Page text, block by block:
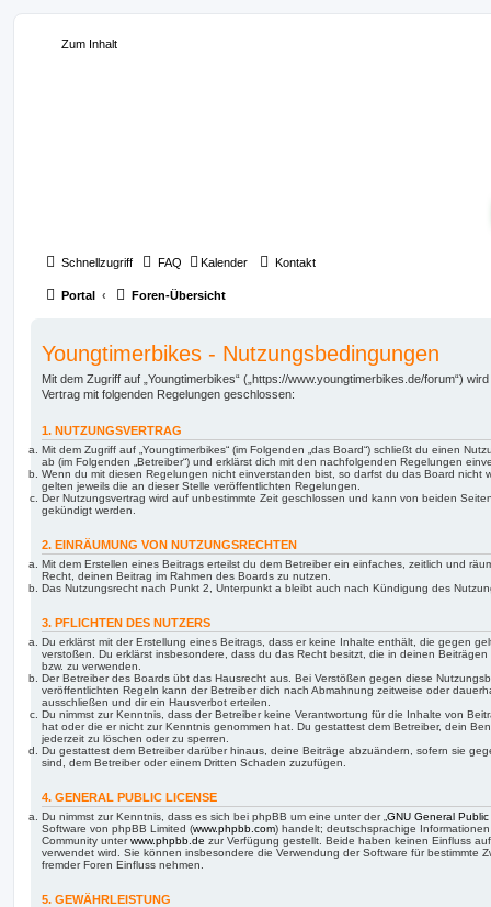
Zum Inhalt
Schnellzugriff FAQ Kalender Kontakt
Portal Foren-Übersicht
Youngtimerbikes - Nutzungsbedingungen
Mit dem Zugriff auf „Youngtimerbikes“ („https://www.youngtimerbikes.de/forum“)
Vertrag mit folgenden Regelungen geschlossen:
1. NUTZUNGSVERTRAG
Mit dem Zugriff auf „Youngtimerbikes“ (im Folgenden „das Board“) schließt du einen
ab (im Folgenden „Betreiber“) und erklärst dich mit den nachfolgenden Regelungen
Wenn du mit diesen Regelungen nicht einverstanden bist, so darfst du das Board nicht
gelten jeweils die an dieser Stelle veröffentlichten Regelungen.
Der Nutzungsvertrag wird auf unbestimmte Zeit geschlossen und kann von beiden
gekündigt werden.
2. EINRÄUMUNG VON NUTZUNGSRECHTEN
Mit dem Erstellen eines Beitrags erteilst du dem Betreiber ein einfaches, zeitlich und
Recht, deinen Beitrag im Rahmen des Boards zu nutzen.
Das Nutzungsrecht nach Punkt 2, Unterpunkt a bleibt auch nach Kündigung des
3. PFLICHTEN DES NUTZERS
Du erklärst mit der Erstellung eines Beitrags, dass er keine Inhalte enthält, die gegen
verstoßen. Du erklärst insbesondere, dass du das Recht besitzt, die in deinen
bzw. zu verwenden.
Der Betreiber des Boards übt das Hausrecht aus. Bei Verstößen gegen diese
veröffentlichten Regeln kann der Betreiber dich nach Abmahnung zeitweise oder
ausschließen und dir ein Hausverbot erteilen.
Du nimmst zur Kenntnis, dass der Betreiber keine Verantwortung für die Inhalte von
hat oder die er nicht zur Kenntnis genommen hat. Du gestattest dem Betreiber, dein
jederzeit zu löschen oder zu sperren.
Du gestattest dem Betreiber darüber hinaus, deine Beiträge abzuändern, sofern sie
sind, dem Betreiber oder einem Dritten Schaden zuzufügen.
4. GENERAL PUBLIC LICENSE
Du nimmst zur Kenntnis, dass es sich bei phpBB um eine unter der „ GNU General
Software von phpBB Limited (www.phpbb.com) handelt; deutschsprachige
Community unterwww.phpbb.de zur Verfügung gestellt. Beide haben keinen Einfluss
verwendet wird. Sie können insbesondere die Verwendung der Software für bestimmte
fremder Foren Einfluss nehmen.
5. GEWÄHRLEISTUNG